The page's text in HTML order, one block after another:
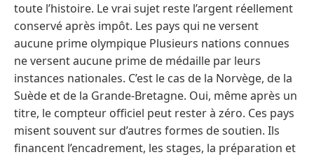
toute l’histoire. Le vrai sujet reste l’argent réellement
conservé après impôt. Les pays qui ne versent
aucune prime olympique Plusieurs nations connues
ne versent aucune prime de médaille par leurs
instances nationales. C’est le cas de la Norvège, de la
Suède et de la Grande-Bretagne. Oui, même après un
titre, le compteur officiel peut rester à zéro. Ces pays
misent souvent sur d’autres formes de soutien. Ils
financent l’encadrement, les stages, la préparation et